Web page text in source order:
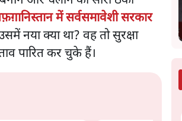
में सर्वसमावेशी सरकार
नया क्या था? वह तो सुरक्षा
पारित कर चुके हैं।